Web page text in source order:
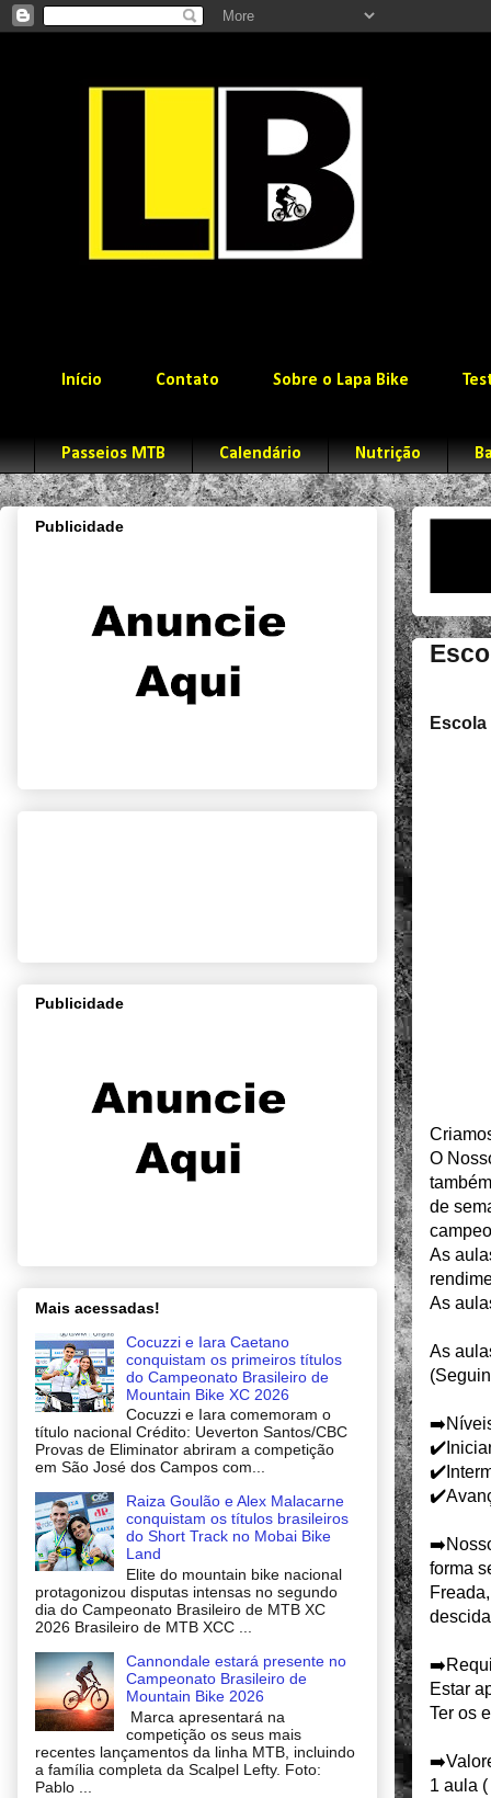
Início Contato Sobre o Lapa Bike
Passeios MTB Calendário Nutrição
O
de
As
As
As
forma
Estar
Ter os
1 aula
Publicidade
Publicidade
Mais acessadas!
Cocuzzi e Iara Caetano
conquistam os primeiros títulos
do Campeonato Brasileiro de
Mountain Bike XC 2026
Cocuzzi e Iara comemoram o
título nacional Crédito: Ueverton Santos/CBC
Provas de Eliminator abriram a competição
em São José dos Campos com...
Raiza Goulão e Alex Malacarne
conquistam os títulos brasileiros
do Short Track no Mobai Bike
Land
Elite do mountain bike nacional
protagonizou disputas intensas no segundo
dia do Campeonato Brasileiro de MTB XC
2026 Brasileiro de MTB XCC ...
Cannondale estará presente no
Campeonato Brasileiro de
Mountain Bike 2026
Marca apresentará na
competição os seus mais
recentes lançamentos da linha MTB, incluindo
a família completa da Scalpel Lefty. Foto:
Pablo ...